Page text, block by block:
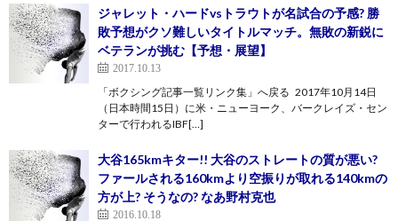
ジャレット・ハードvsトラウトが名試合の予感? 勝
敗予想がクソ難しいタイトルマッチ。無敗の新鋭に
ベテランが挑む【予想・展望】
2017.10.13
「ボクシング記事一覧リンク集」へ戻る 2017年10月14日
（日本時間15日）に米・ニューヨーク、バークレイズ・セン
ターで行われるIBF[…]
大谷165kmキター!! 大谷のストレートの質が悪い?
ファールされる160kmより空振りが取れる140kmの
方が上? そうなの? なあ野村克也
2016.10.18